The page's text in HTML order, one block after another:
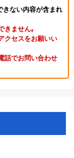
ない内容が含まれ
きません｡
クセスをお願いい
話でお問い合わせ